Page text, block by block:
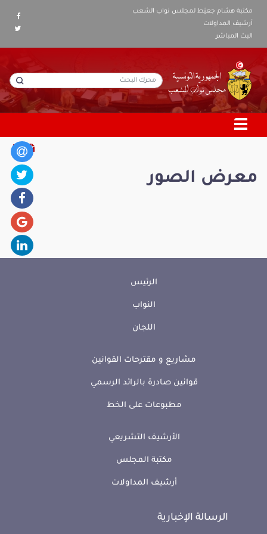
مكتبة هشام جعيّط لمجلس نواب الشعب
أرشيف المداولات
البث المباشر
معرض الصور
الرئيس
النواب
اللجان
مشاريع و مقترحات القوانين
قوانين صادرة بالرائد الرسمي
مطبوعات على الخط
الأرشيف التشريعي
مكتبة المجلس
أرشيف المداولات
الرسالة الإخبارية